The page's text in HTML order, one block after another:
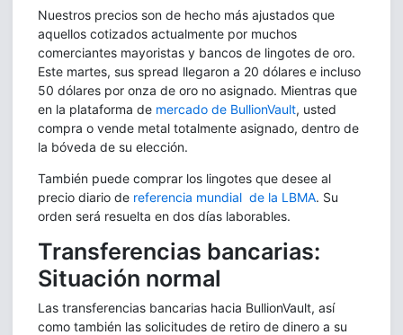
Nuestros precios son de hecho más ajustados que
aquellos cotizados actualmente por muchos
comerciantes mayoristas y bancos de lingotes de oro.
Este martes, sus spread llegaron a 20 dólares e incluso
50 dólares por onza de oro no asignado. Mientras que
en la plataforma de mercado de BullionVault, usted
compra o vende metal totalmente asignado, dentro de
la bóveda de su elección.
También puede comprar los lingotes que desee al
precio diario de referencia mundial de la LBMA. Su
orden será resuelta en dos días laborables.
Transferencias bancarias:
Situación normal
Las transferencias bancarias hacia BullionVault, así
como también las solicitudes de retiro de dinero a su